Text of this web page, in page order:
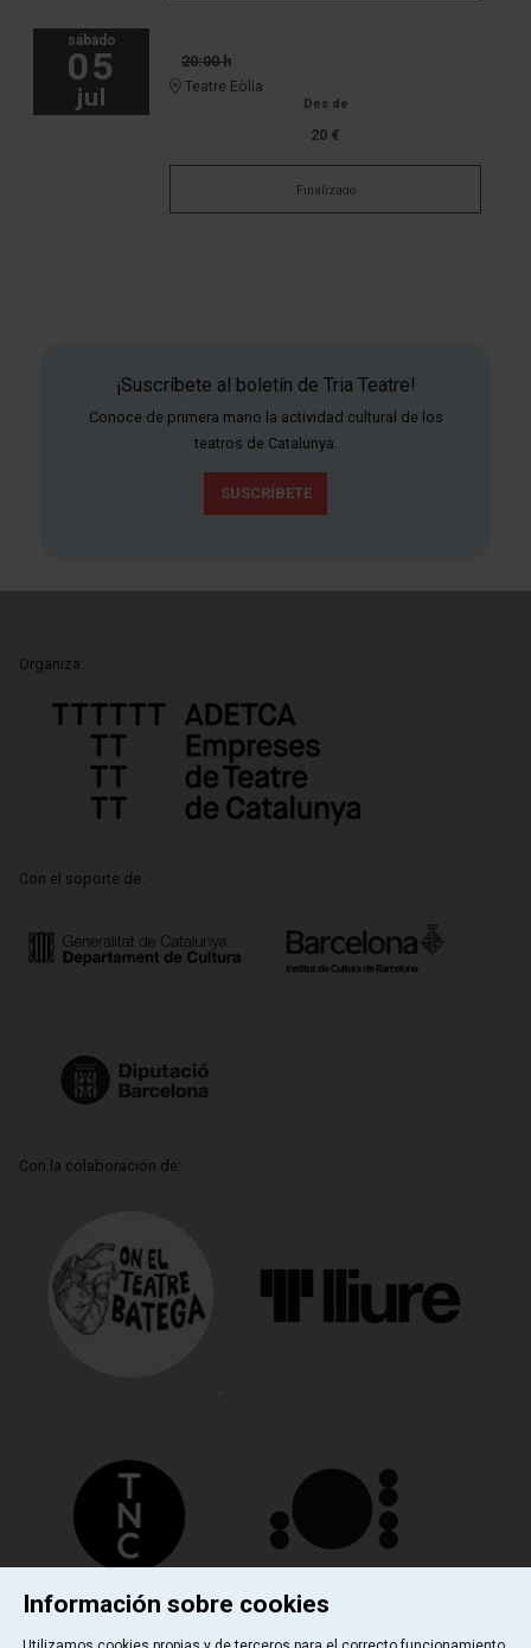
sábado
05
jul
20:00 h
Teatre Eòlia
Des de
20 €
Finalizado
¡Suscríbete al boletín de Tria Teatre!
Conoce de primera mano la actividad cultural de los
teatros de Catalunya.
SUSCRÍBETE
Organiza:
Con el soporte de:
Con la colaboración de:
Información sobre cookies